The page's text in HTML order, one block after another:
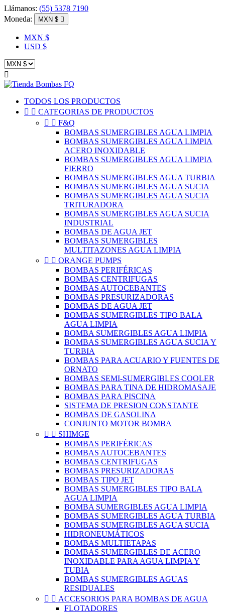
Llámanos: (55) 5378 7190
Moneda:
MXN $ 
MXN $
USD $

TODOS LOS PRODUCTOS
  CATEGORIAS DE PRODUCTOS
  F&Q
BOMBAS SUMERGIBLES AGUA LIMPIA
BOMBAS SUMERGIBLES AGUA LIMPIA
ACERO INOXIDABLE
BOMBAS SUMERGIBLES AGUA LIMPIA
FIERRO
BOMBAS SUMERGIBLES AGUA TURBIA
BOMBAS SUMERGIBLES AGUA SUCIA
BOMBAS SUMERGIBLES AGUA SUCIA
TRITURADORA
BOMBAS SUMERGIBLES AGUA SUCIA
INDUSTRIAL
BOMBAS DE AGUA JET
BOMBAS SUMERGIBLES
MULTITAZONES AGUA LIMPIA
  ORANGE PUMPS
BOMBAS PERIFÉRICAS
BOMBAS CENTRIFUGAS
BOMBAS AUTOCEBANTES
BOMBAS PRESURIZADORAS
BOMBAS DE AGUA JET
BOMBAS SUMERGIBLES TIPO BALA
AGUA LIMPIA
BOMBA SUMERGIBLES AGUA LIMPIA
BOMBAS SUMERGIBLES AGUA SUCIA Y
TURBIA
BOMBAS PARA ACUARIO Y FUENTES DE
ORNATO
BOMBAS SEMI-SUMERGIBLES COOLER
BOMBAS PARA TINA DE HIDROMASAJE
BOMBAS PARA PISCINA
SISTEMA DE PRESION CONSTANTE
BOMBAS DE GASOLINA
CONJUNTO MOTOR BOMBA
  SHIMGE
BOMBAS PERIFÉRICAS
BOMBAS AUTOCEBANTES
BOMBAS CENTRIFUGAS
BOMBAS PRESURIZADORAS
BOMBAS TIPO JET
BOMBAS SUMERGIBLES TIPO BALA
AGUA LIMPIA
BOMBA SUMERGIBLES AGUA LIMPIA
BOMBAS SUMERGIBLES AGUA TURBIA
BOMBAS SUMERGIBLES AGUA SUCIA
HIDRONEUMÁTICOS
BOMBAS MULTIETAPAS
BOMBAS SUMERGIBLES DE ACERO
INOXIDABLE PARA AGUA LIMPIA Y
TUBIA
BOMBAS SUMERGIBLES AGUAS
RESIDUALES
  ACCESORIOS PARA BOMBAS DE AGUA
FLOTADORES